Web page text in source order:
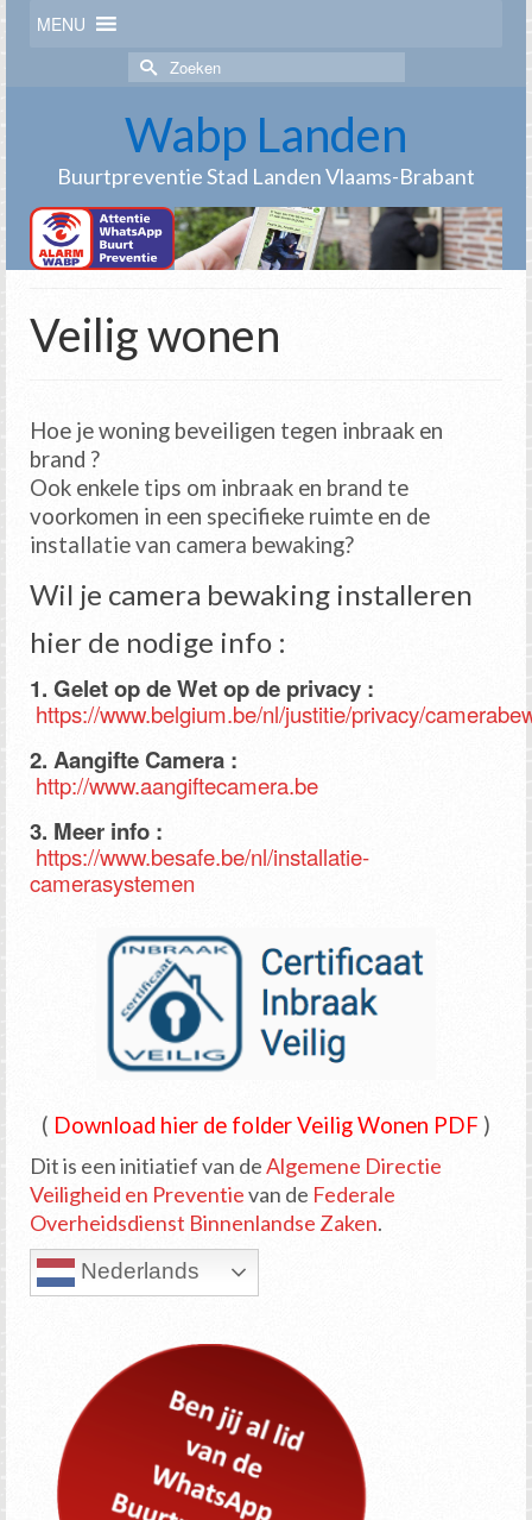
MENU
Zoek
naar:
Wabp Landen
Buurtpreventie Stad Landen Vlaams-Brabant
Veilig wonen
Hoe je woning beveiligen tegen inbraak en
brand ?
Ook enkele tips om inbraak en brand te
voorkomen in een specifieke ruimte en de
installatie van camera bewaking?
Wil je camera bewaking installeren
hier de nodige info :
1. Gelet op de Wet op de privacy :
https://www.belgium.be/nl/justitie/privacy/
2. Aangifte Camera :
http://www.aangiftecamera.be
3. Meer info :
https://www.besafe.be/nl/installatie-
camerasystemen
( Download hier de folder Veilig Wonen PDF )
Dit is een initiatief van deAlgemene Directie
Veiligheid en Preventievan de Federale
Overheidsdienst Binnenlandse Zaken.
Nederlands